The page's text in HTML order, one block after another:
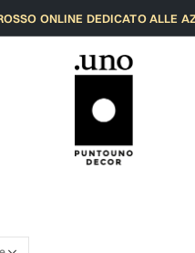
ONLINE DEDICATO ALLE